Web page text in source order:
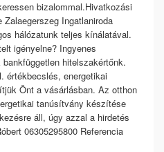
bizalommal.Hivatkozási
Ingatlaniroda
hálózatunk teljes kínálatával.
igényelne? Ingyenes
hitelszakértőnk.
értékbecslés, energetikai
Önt a vásárlásban. Az otthon
tanúsítvány készítése
áll, úgy azzal a hirdetés
06305295800 Referencia